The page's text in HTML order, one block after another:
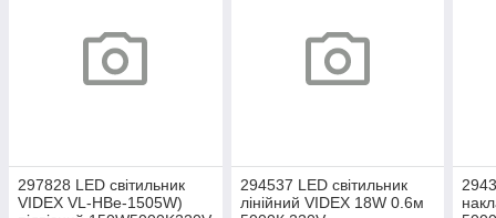
297828 LED світильник
VIDEX VL-HBe-1505W)
294537 LED світильник
лінійний VIDEX 18W 0.6м